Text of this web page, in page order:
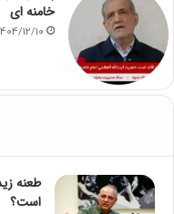
خامنه ای
12/10
طعنه
است؟